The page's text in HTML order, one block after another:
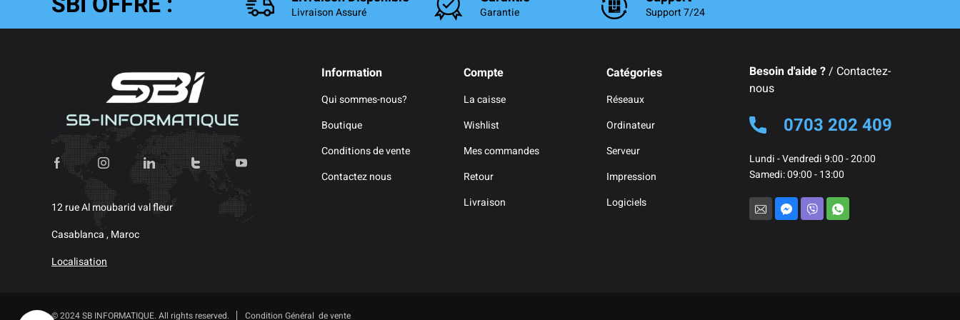
Livraison Assuré Garantie Support 7/24
12 rue Al moubarid val fleur
Casablanca , Maroc
Localisation
Information
Qui sommes-nous?
Boutique
Conditions de vente
Contactez nous
Compte
La caisse
Wishlist
Mes commandes
Retour
Livraison
Catégories
Réseaux
Ordinateur
Serveur
Impression
Logiciels
Besoin d'aide ?/ Contactez-
nous
0703 202 409
Lundi - Vendredi 9:00 - 20:00
Samedi: 09:00 - 13:00
© 2024 SB INFORMATIQUE. All rights reserved. Condition Général de vente